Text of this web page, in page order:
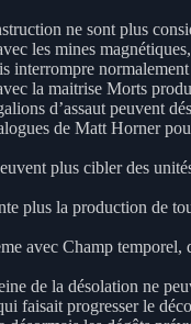
ne sont plus
les mines
interrompre
la maitrise Morts
d’assaut peuvent
de Matt Horner
plus cibler des
plus la production de
avec Champ
de la désolation ne
faisait progresser le